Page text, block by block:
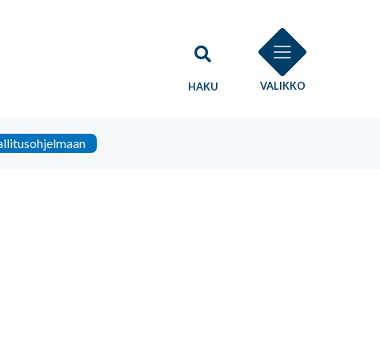
HAKU VALIKKO